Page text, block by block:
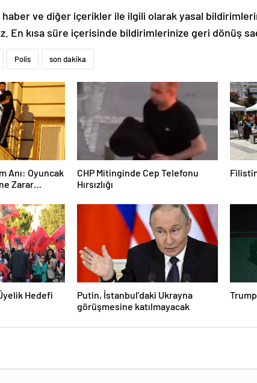
haber ve diğer içerikler ile ilgili olarak yasal
En kısa süre içerisinde bildirimlerinize geri dönüş
Polis son dakika
Anı: Oyuncak
Zarar
CHP Mitinginde Cep Telefonu
Hırsızlığı
Hedefi
Putin, İstanbul’daki Ukrayna
görüşmesine katılmayacak